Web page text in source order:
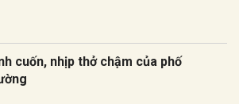
cuốn, nhịp thở chậm của phố